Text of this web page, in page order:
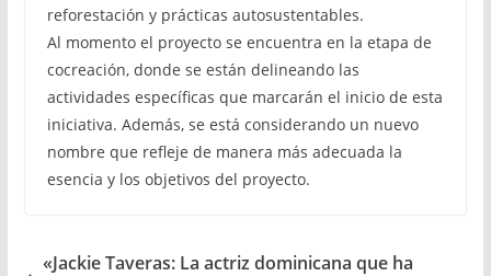
reforestación y prácticas autosustentables.
Al momento el proyecto se encuentra en la etapa de
cocreación, donde se están delineando las
actividades específicas que marcarán el inicio de esta
iniciativa. Además, se está considerando un nuevo
nombre que refleje de manera más adecuada la
esencia y los objetivos del proyecto.
«Jackie Taveras: La actriz dominicana que ha